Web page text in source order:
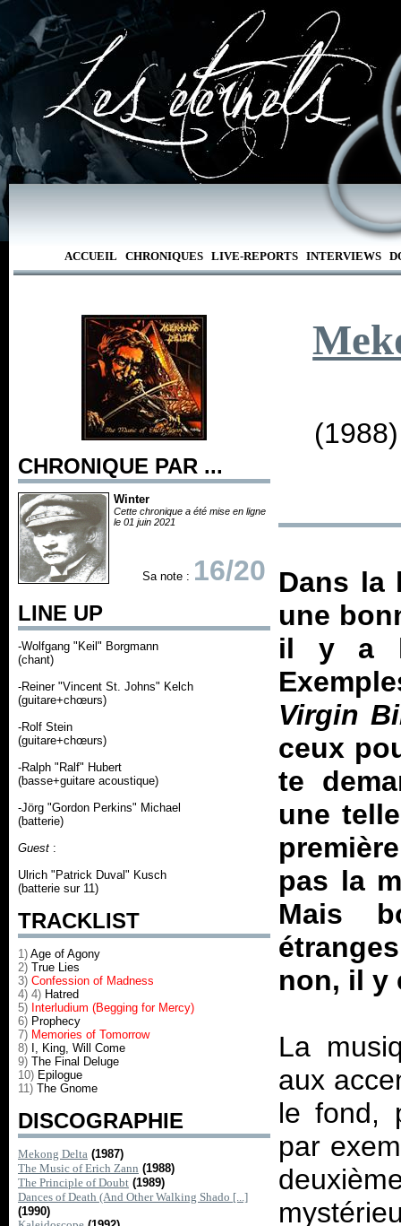
ACCUEIL CHRONIQUES LIVE-REPORTS INTERVIEWS
CHRONIQUE PAR ...
Winter
Cette chronique a été mise en ligne
le 01 juin 2021
Sa note : 16/20
LINE UP
-Wolfgang "Keil" Borgmann
(chant)
-Reiner "Vincent St. Johns" Kelch
(guitare+chœurs)
-Rolf Stein
(guitare+chœurs)
-Ralph "Ralf" Hubert
(basse+guitare acoustique)
-Jörg "Gordon Perkins" Michael
(batterie)
Guest :
Ulrich "Patrick Duval" Kusch
(batterie sur 11)
TRACKLIST
1) Age of Agony
2) True Lies
3) Confession of Madness
4) 4) Hatred
5) Interludium (Begging for Mercy)
6) Prophecy
7) Memories of Tomorrow
8) I, King, Will Come
9) The Final Deluge
10) Epilogue
11) The Gnome
DISCOGRAPHIE
Mekong Delta (1987)
The Music of Erich Zann (1988)
The Principle of Doubt (1989)
Dances of Death (And Other Walking Shado [...]
(1990)
Dans la
une
il y a
Virgin
ceux
te
une
pas la
Mais
non, il y
La
aux
le fond,
par